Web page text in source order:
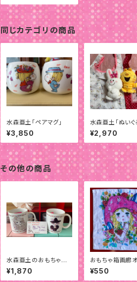
同じカテゴリの商品
水森亜土「ペアマグ」
¥3,850
水森亜土「ぬい
コバッグ」
¥2,970
その他の商品
水森亜土のおもちゃ箱
画廊オリジナル『 BIG
MUG CUP』
¥1,870
おもちゃ箱画廊
ナルハンドタオル
シャンテ」
¥550